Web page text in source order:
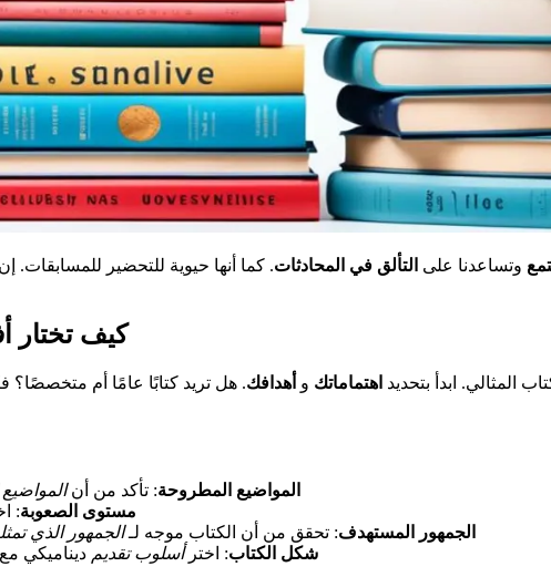
وتساعدنا على التألق في المحادثات. كما أنها حيوية للتحضير للمسابقات.
كيف تختار
المثالي. ابدأ بتحديد اهتماماتك و أهدافك. هل تريد كتابًا عامًا أم متخصصًا؟
المواضيع المطروحة: تأكد من أن
مستوى الصعوبة:
الجمهور المستهدف: تحقق من أن الكتاب موجه لـالجمهور الذي
شكل الكتاب: اخترأسلوب تقديم ديناميكي